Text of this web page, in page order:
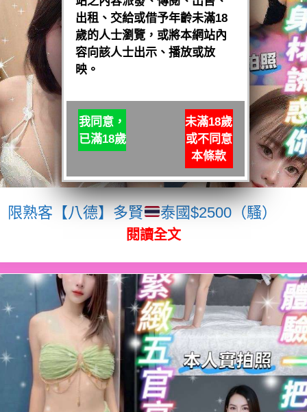
限熟客【八德】多賢 泰國$2500（騷）
閱讀全文
出租、交給或借予年齡未滿18
歲的人士瀏覽，或將本網站內
容向該人士出示、播放或放
映。
我同意，
已滿18歲
未滿18歲
或不同意
本條款